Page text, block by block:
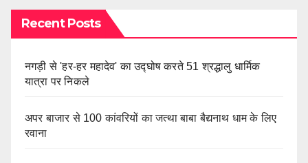
Recent Posts
नगड़ी से 'हर-हर महादेव' का उद्घोष करते 51 श्रद्धालु धार्मिक
यात्रा पर निकले
अपर बाजार से 100 कांवरियों का जत्था बाबा बैद्यनाथ धाम के लिए
रवाना